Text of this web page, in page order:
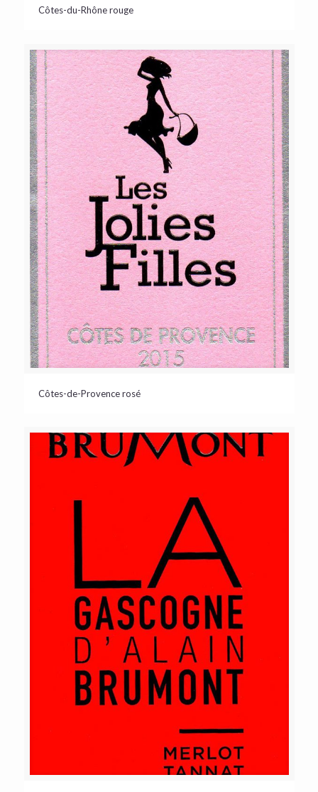
Côtes-du-Rhône rouge
Côtes-de-Provence rosé